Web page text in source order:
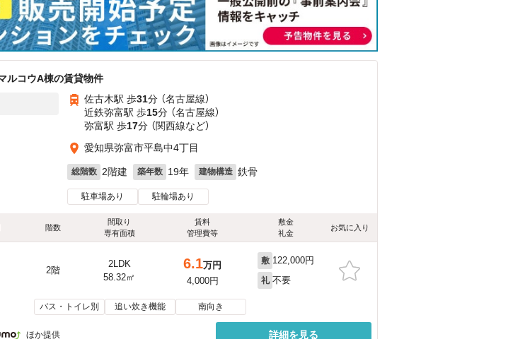
ルコウA棟の賃貸物件
佐古木駅 歩31分 （名古屋線）
近鉄弥富駅 歩15分 （名古屋線）
弥富駅 歩17分 （関西線など）
愛知県弥富市平島中4丁目
総階数 2階建 築年数 19年 建物構造 鉄骨
駐車場あり 駐輪場あり
階数
間取り
専有面積
賃料
管理費等
敷金
礼金
お気に入り
2階
2LDK
58.32㎡
6.1万円
4,000円
敷 122,000円
礼 不要
バス・トイレ別 追い炊き機能 南向き
ほか提供 詳細を見る